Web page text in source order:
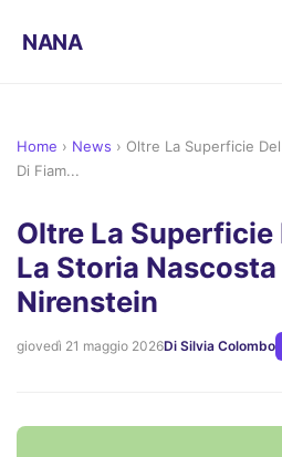
NANA
Home › News › Oltre La Superficie
Di Fiam...
Oltre La
La Storia Nascosta
Nirenstein
giovedì 21 maggio 2026Di Silvia Colombo